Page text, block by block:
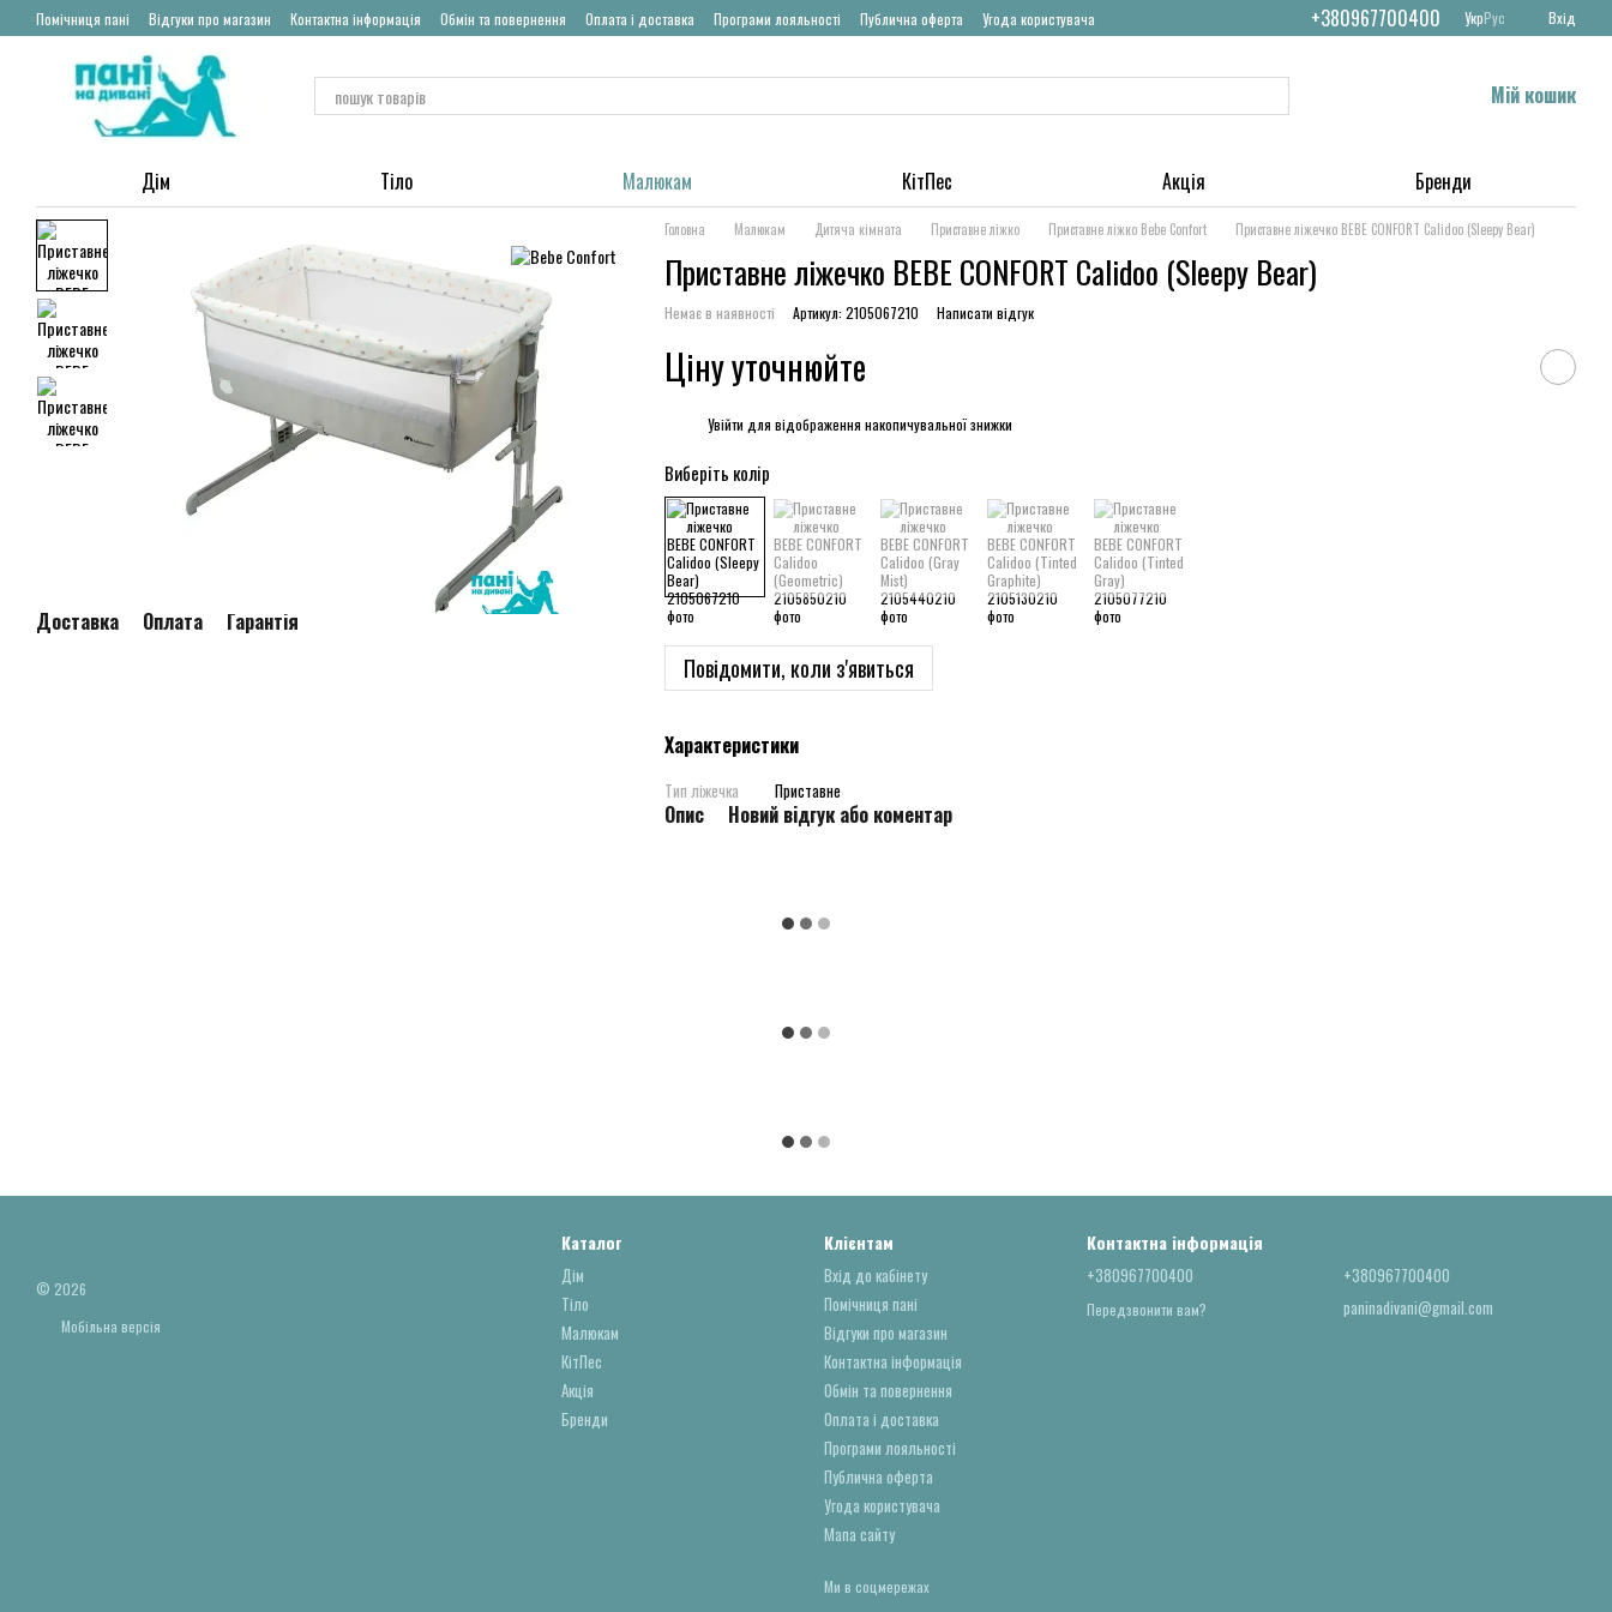
Перейти до основного контенту
Помічниця пані Відгуки про магазин Контактна інформація Обмін та повернення Оплата і доставка Програми лояльності Публична оферта Угода користувача +380967700400 УкрРус Вхід
Мій кошик
Дім Тіло Малюкам КітПес Акція Бренди
Доставка Оплата Гарантія
Головна Малюкам Дитяча кімната Приставне ліжко Приставне ліжко Bebe Confort Приставне ліжечко BEBE CONFORT Calidoo (Sleepy Bear)
Приставне ліжечко BEBE CONFORT Calidoo (Sleepy Bear)
Немає в наявності Артикул: 2105067210 Написати відгук
Ціну уточнюйте
Увійти для відображення накопичувальної знижки
Виберіть колір
Повідомити, коли з'явиться
Характеристики
Тип ліжечка Приставне
Опис Новий відгук або коментар
© 2026
Мобільна версія
Каталог
Дім
Тіло
Малюкам
КітПес
Акція
Бренди
Клієнтам
Вхід до кабінету
Помічниця пані
Відгуки про магазин
Контактна інформація
Обмін та повернення
Оплата і доставка
Програми лояльності
Публична оферта
Угода користувача
Мапа сайту
Ми в соцмережах
Контактна інформація
+380967700400
Передзвонити вам?
+380967700400
paninadivani@gmail.com